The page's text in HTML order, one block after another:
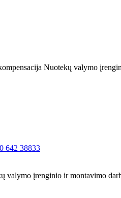
Nuotekų valymo
642 38833
valymo įrenginio ir montavimo